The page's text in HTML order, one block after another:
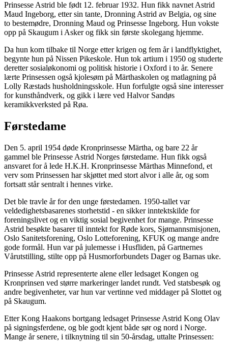
Prinsesse Astrid ble født 12. februar 1932. Hun fikk navnet Astrid
Maud Ingeborg, etter sin tante, Dronning Astrid av Belgia, og sine
to bestemødre, Dronning Maud og Prinsesse Ingeborg. Hun vokste
opp på Skaugum i Asker og fikk sin første skolegang hjemme.
Da hun kom tilbake til Norge etter krigen og fem år i landflyktighet,
begynte hun på Nissen Pikeskole. Hun tok artium i 1950 og studerte
deretter sosialøkonomi og politisk historie i Oxford i to år. Senere
lærte Prinsessen også kjolesøm på Märthaskolen og matlagning på
Lolly Ræstads husholdningsskole. Hun forfulgte også sine interesser
for kunsthåndverk, og gikk i lære ved Halvor Sandøs
keramikkverksted på Røa.
Førstedame
Den 5. april 1954 døde Kronprinsesse Märtha, og bare 22 år
gammel ble Prinsesse Astrid Norges førstedame. Hun fikk også
ansvaret for å lede H.K.H. Kronprinsesse Märthas Minnefond, et
verv som Prinsessen har skjøttet med stort alvor i alle år, og som
fortsatt står sentralt i hennes virke.
Det ble travle år for den unge førstedamen. 1950-tallet var
veldedighetsbasarenes storhetstid - en sikker inntektskilde for
foreningslivet og en viktig sosial begivenhet for mange. Prinsesse
Astrid besøkte basarer til inntekt for Røde kors, Sjømannsmisjonen,
Oslo Sanitetsforening, Oslo Lotteforening, KFUK og mange andre
gode formål. Hun var på julemesse i Husfliden, på Gartnernes
Vårutstilling, stilte opp på Husmorforbundets Dager og Barnas uke.
Prinsesse Astrid representerte alene eller ledsaget Kongen og
Kronprinsen ved større markeringer landet rundt. Ved statsbesøk og
andre begivenheter, var hun var vertinne ved middager på Slottet og
på Skaugum.
Etter Kong Haakons bortgang ledsaget Prinsesse Astrid Kong Olav
på signingsferdene, og ble godt kjent både sør og nord i Norge.
Mange år senere, i tilknytning til sin 50-årsdag, uttalte Prinsessen: